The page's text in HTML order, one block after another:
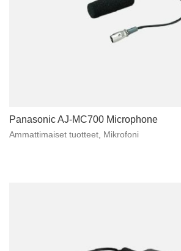
Panasonic AJ-MC700 Microphone
Ammattimaiset tuotteet, Mikrofoni